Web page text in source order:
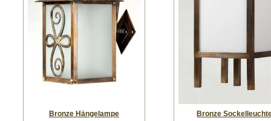
Bronze Hängelampe Bronze